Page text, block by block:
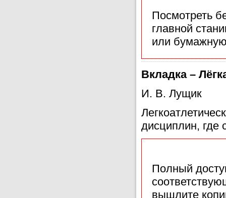
Посмотреть
главной
или
Вкладка –
И. В. Лущик
дисциплин, где
Полный
вышлите